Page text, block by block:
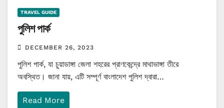
TRAVEL GUIDE
পুলিশ পার্ক
DECEMBER 26, 2023
পুলিশ পার্ক, যা চুয়াডাঙ্গা জেলা শহরের প্রাণকেন্দ্রে মাথাভাঙ্গা তীরে
অবস্থিত। জানা যায়, এটি সম্পূর্ণ বাংলাদেশ পুলিশ দ্বারা…
Read More